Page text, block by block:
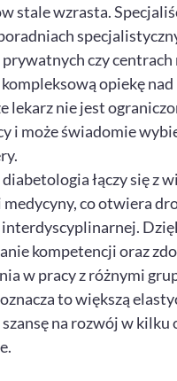
stale wzrasta.
czy centrach
opiekę nad
lekarz nie jest
i może świadomie
łączy się z
co otwiera
interdyscyplinarnej.
kompetencji oraz
w pracy z różnymi
to większą
na rozwój w kilku